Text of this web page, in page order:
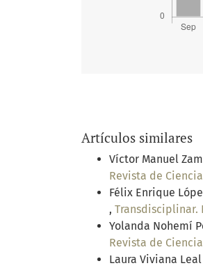
Artículos similares
Víctor Manuel
Revista de
Félix Enrique
, Transdisciplinar.
Yolanda Nohemí
Revista de
Laura Viviana